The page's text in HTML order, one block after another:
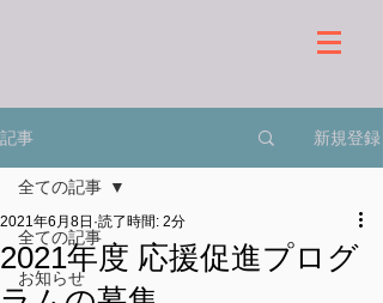
記事 新規登録
全ての記事
お知らせ
全ての記事
2021年度 応援促進プログ
2021年6月8日 読了時間: 2分